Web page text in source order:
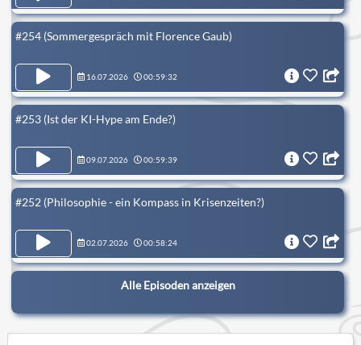
#254 (Sommergespräch mit Florence Gaub)
16.07.2026 00:59:32
#253 (Ist der KI-Hype am Ende?)
09.07.2026 00:59:39
#252 (Philosophie - ein Kompass in Krisenzeiten?)
02.07.2026 00:58:24
Alle Episoden anzeigen